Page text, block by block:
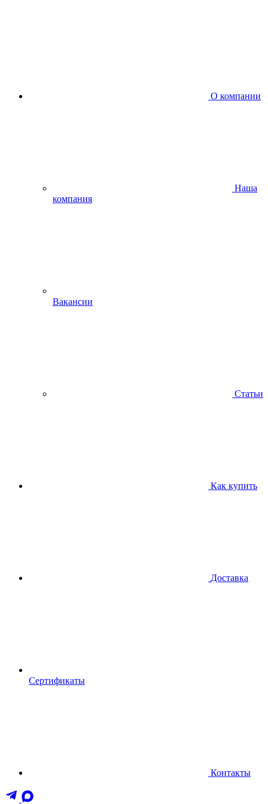
О компании
Наша
компания
Вакансии
Статьи
Как купить
Доставка
Сертификаты
Контакты